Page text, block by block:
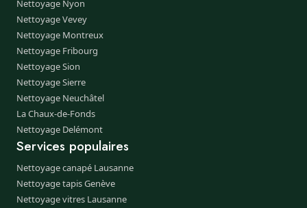
Nettoyage Nyon
Nettoyage Vevey
Nettoyage Montreux
Nettoyage Fribourg
Nettoyage Sion
Nettoyage Sierre
Nettoyage Neuchâtel
La Chaux-de-Fonds
Nettoyage Delémont
Services populaires
Nettoyage canapé Lausanne
Nettoyage tapis Genève
Nettoyage vitres Lausanne